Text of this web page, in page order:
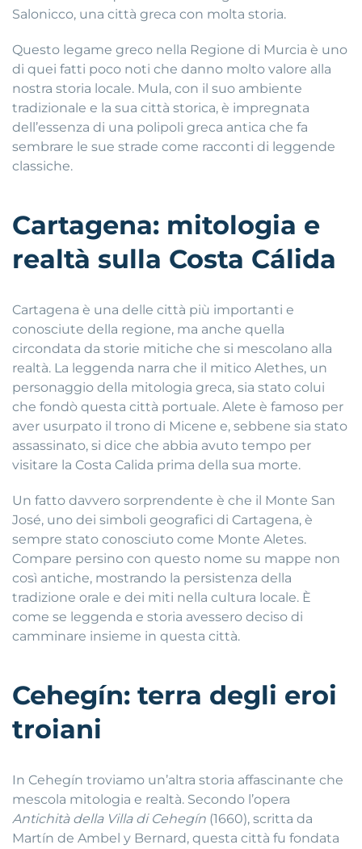
Salonicco, una città greca con molta storia.
Questo legame greco nella Regione di Murcia è uno
di quei fatti poco noti che danno molto valore alla
nostra storia locale. Mula, con il suo ambiente
tradizionale e la sua città storica, è impregnata
dell’essenza di una polipoli greca antica che fa
sembrare le sue strade come racconti di leggende
classiche.
Cartagena: mitologia e
realtà sulla Costa Cálida
Cartagena è una delle città più importanti e
conosciute della regione, ma anche quella
circondata da storie mitiche che si mescolano alla
realtà. La leggenda narra che il mitico Alethes, un
personaggio della mitologia greca, sia stato colui
che fondò questa città portuale. Alete è famoso per
aver usurpato il trono di Micene e, sebbene sia stato
assassinato, si dice che abbia avuto tempo per
visitare la Costa Calida prima della sua morte.
Un fatto davvero sorprendente è che il Monte San
José, uno dei simboli geografici di Cartagena, è
sempre stato conosciuto come Monte Aletes.
Compare persino con questo nome su mappe non
così antiche, mostrando la persistenza della
tradizione orale e dei miti nella cultura locale. È
come se leggenda e storia avessero deciso di
camminare insieme in questa città.
Cehegín: terra degli eroi
troiani
In Cehegín troviamo un’altra storia affascinante che
mescola mitologia e realtà. Secondo l’opera
Antichità della Villa di Cehegín (1660), scritta da
Martín de Ambel y Bernard, questa città fu fondata